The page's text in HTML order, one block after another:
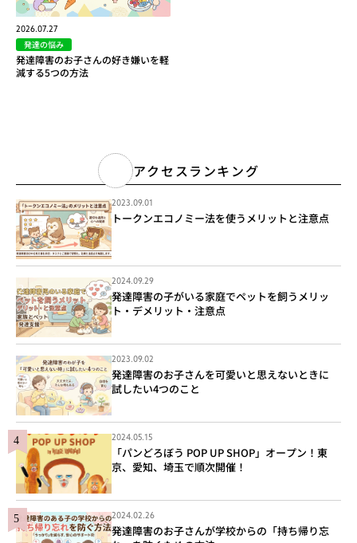
2026.07.27
発達の悩み
発達障害のお子さんの好き嫌いを軽
減する5つの方法
アクセスランキング
2023.09.01
トークンエコノミー法を使うメリットと注意点
2024.09.29
発達障害の子がいる家庭でペットを飼うメリッ
ト・デメリット・注意点
2023.09.02
発達障害のお子さんを可愛いと思えないときに
試したい4つのこと
2024.05.15
「パンどろぼう POP UP SHOP」オープン！東
京、愛知、埼玉で順次開催！
2024.02.26
発達障害のお子さんが学校からの「持ち帰り忘